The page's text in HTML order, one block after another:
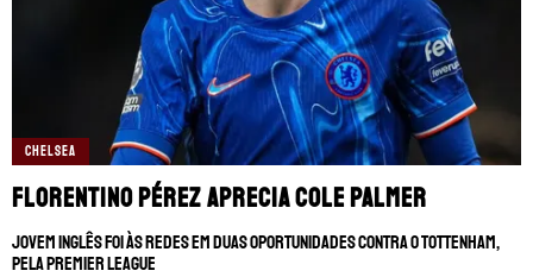
CHELSEA
Florentino Pérez aprecia Cole Palmer
Jovem inglês foi às redes em duas oportunidades contra o Tottenham,
pela Premier League